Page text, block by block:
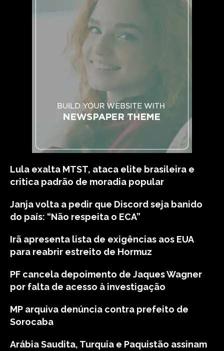
Lula exalta MTST, ataca elite brasileira e
critica padrão de moradia popular
Janja volta a pedir que Discord seja banido
do país: “Não respeita o ECA”
Irã apresenta lista de exigências aos EUA
para reabrir estreito de Hormuz
PF cancela depoimento de Jaques Wagner
por falta de acesso à investigação
MP arquiva denúncia contra prefeito de
Sorocaba
Arábia Saudita, Turquia e Paquistão assinam